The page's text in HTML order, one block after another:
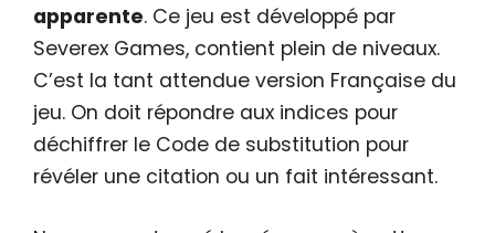
apparente. Ce jeu est développé par
Severex Games, contient plein de niveaux.
C’est la tant attendue version Française du
jeu. On doit répondre aux indices pour
déchiffrer le Code de substitution pour
révéler une citation ou un fait intéressant.